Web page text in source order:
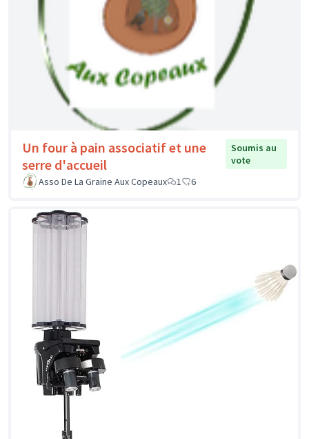
Un four à pain associatif et une
serre d'accueil
Soumis au
vote
Asso De La Graine Aux Copeaux
1 6